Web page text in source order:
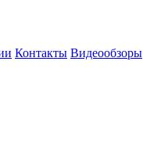
Контакты Видеообзоры